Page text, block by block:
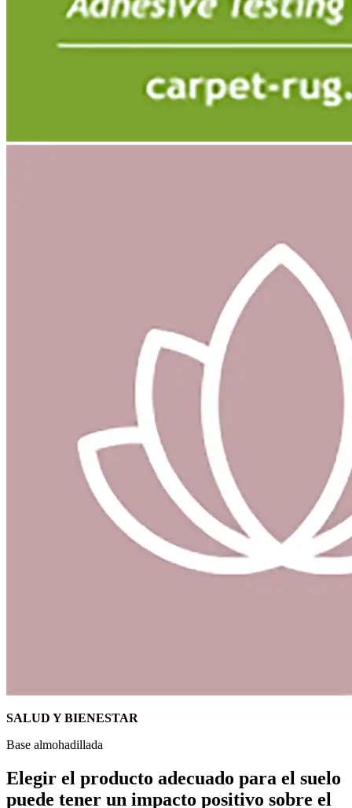
SALUD Y BIENESTAR
Base almohadillada
Elegir el producto adecuado para el suelo
puede tener un impacto positivo sobre el